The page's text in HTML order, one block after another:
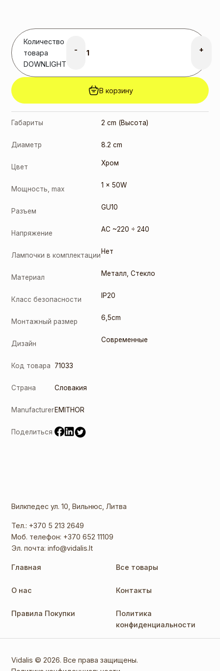
8,00 €.6,00€Текущая
цена: 6,00 €.
GU10 7W
(291778)
GU10 9W
(10084-1)
Количество
товара
DOWNLIGHT
- +
В корзину
Габариты 2 cm (Высота)
Диаметр 8.2 cm
Цвет Хром
Мощность, max 1 x 50W
Разъем GU10
Напряжение AC ~220 ÷ 240
Лампочки в комплектации Нет
Материал Металл ,Стекло
Класс безопасности IP20
Монтажный размер 6,5cm
Дизайн Современные
Код товара 71033
Страна Словакия
ManufacturerEMITHOR
Поделиться
Вилкпедес ул. 10, Вильнюс, Литва
Тел.: +370 5 213 2649
Моб. телефон: +370 652 11109
Эл. почта:info@vidalis.lt
Главная Все товары
О нас Контакты
Правила Покупки
Политика
конфиденциальности
Vidalis © 2026. Все права защищены.